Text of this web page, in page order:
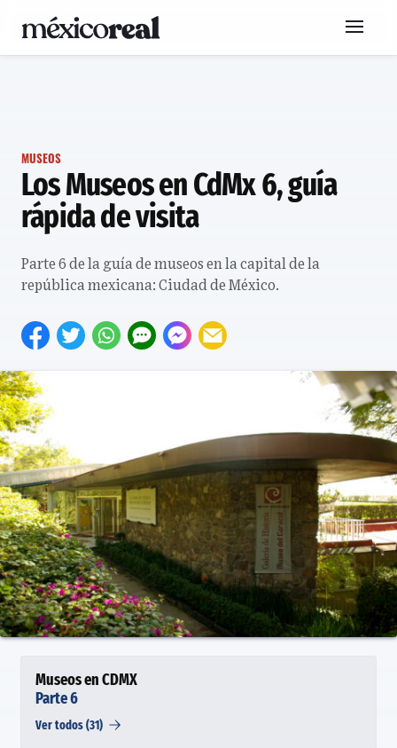
MUSEOS
Los Museos en CdMx 6, guía
rápida de visita
Parte 6 de la guía de museos en la capital de la
república mexicana: Ciudad de México.
Museos en CDMX
Parte 6
Ver todos (31)